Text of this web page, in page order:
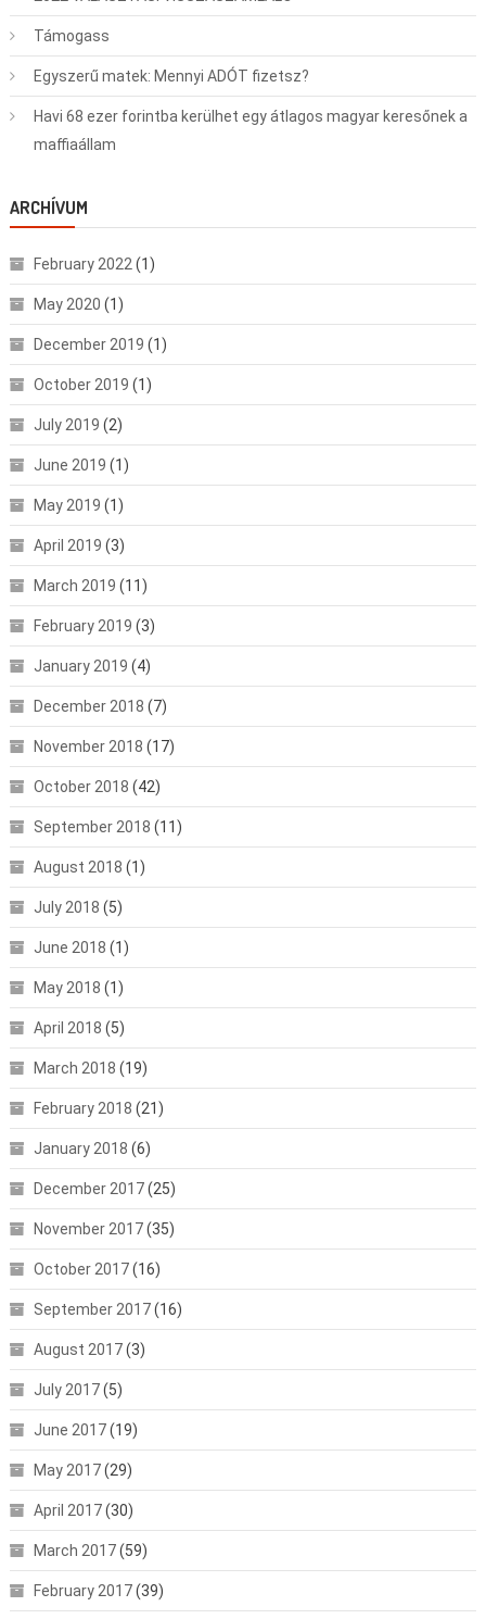
Támogass
Egyszerű matek: Mennyi ADÓT fizetsz?
Havi 68 ezer forintba kerülhet egy átlagos magyar keresőnek a
maffiaállam
ARCHÍVUM
February 2022 (1)
May 2020 (1)
December 2019 (1)
October 2019 (1)
July 2019 (2)
June 2019 (1)
May 2019 (1)
April 2019 (3)
March 2019 (11)
February 2019 (3)
January 2019 (4)
December 2018 (7)
November 2018 (17)
October 2018 (42)
September 2018 (11)
August 2018 (1)
July 2018 (5)
June 2018 (1)
May 2018 (1)
April 2018 (5)
March 2018 (19)
February 2018 (21)
January 2018 (6)
December 2017(25)
November 2017(35)
October 2017(16)
September 2017(16)
August 2017(3)
July 2017(5)
June 2017(19)
May 2017(29)
April 2017(30)
March 2017(59)
February 2017(39)